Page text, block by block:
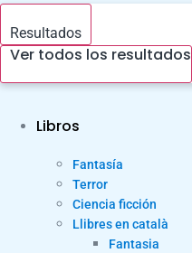
Resultados
Ver todos los resultados
Libros
Fantasía
Terror
Ciencia ficción
Llibres en català
Fantasia